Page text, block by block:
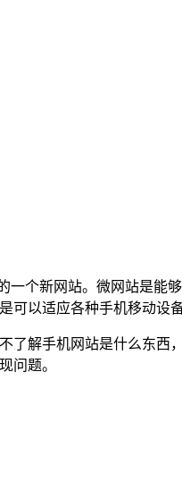
个新网站。微网站是能
以适应各种手机移动设
解手机网站是什么东西
问题。